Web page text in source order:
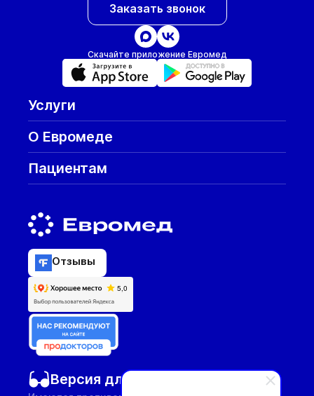
Заказать звонок
Скачайте приложение Евромед
Услуги
О Евромеде
Пациентам
Отзывы
Версия для слабовидящих